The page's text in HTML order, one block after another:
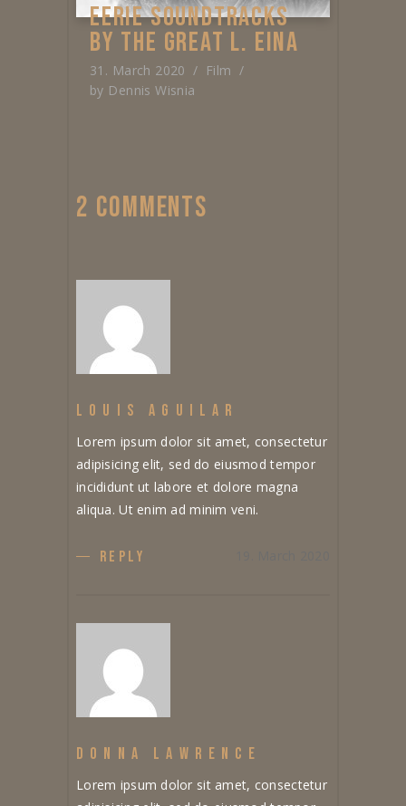
EERIE SOUNDTRACKS
BY THE GREAT L. EINA
31. March 2020
Film
by Dennis Wisnia
2 COMMENTS
LOUIS AGUILAR
Lorem ipsum dolor sit amet, consectetur
adipisicing elit, sed do eiusmod tempor
incididunt ut labore et dolore magna
aliqua. Ut enim ad minim veni.
REPLY
DONNA LAWRENCE
Lorem ipsum dolor sit amet, consectetur